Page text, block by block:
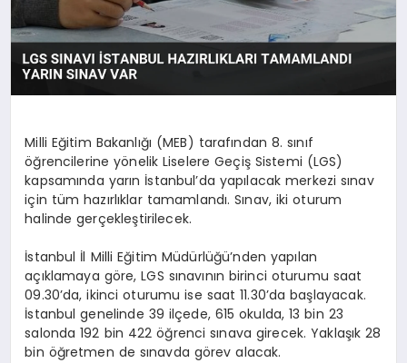
Milli Eğitim Bakanlığı (MEB) tarafından 8. sınıf
öğrencilerine yönelik Liselere Geçiş Sistemi (LGS)
kapsamında yarın İstanbul’da yapılacak merkezi sınav
için tüm hazırlıklar tamamlandı. Sınav, iki oturum
halinde gerçekleştirilecek.
İstanbul İl Milli Eğitim Müdürlüğü’nden yapılan
açıklamaya göre, LGS sınavının birinci oturumu saat
09.30’da, ikinci oturumu ise saat 11.30’da başlayacak.
İstanbul genelinde 39 ilçede, 615 okulda, 13 bin 23
salonda 192 bin 422 öğrenci sınava girecek. Yaklaşık 28
bin öğretmen de sınavda görev alacak.